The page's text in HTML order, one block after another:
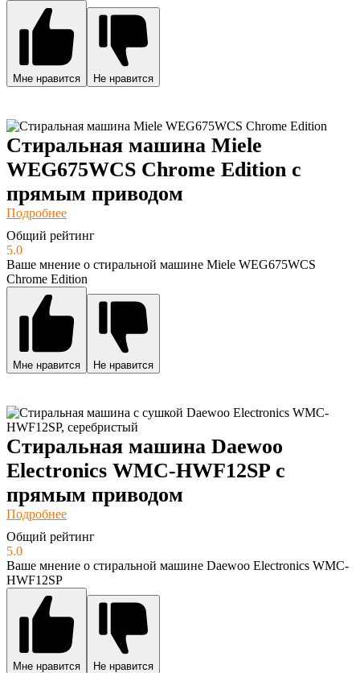
Мне нравится Не нравится
Стиральная машина Miele
WEG675WCS Chrome Edition с
прямым приводом
Подробнее
Общий рейтинг
5.0
Ваше мнение о стиральной машине Miele WEG675WCS
Chrome Edition
Мне нравится Не нравится
Стиральная машина Daewoo
Electronics WMC-HWF12SP с
прямым приводом
Подробнее
Общий рейтинг
5.0
Ваше мнение о стиральной машине Daewoo Electronics WMC-
HWF12SP
Мне нравится Не нравится